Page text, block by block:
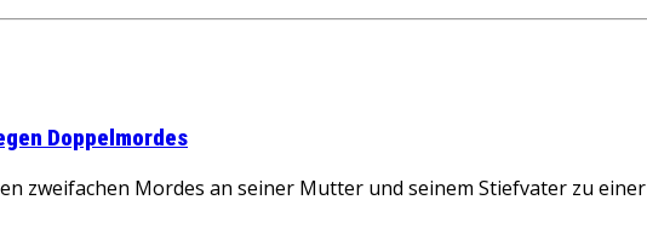
Doppelmordes
zweifachen Mordes an seiner Mutter und seinem Stiefvater zu